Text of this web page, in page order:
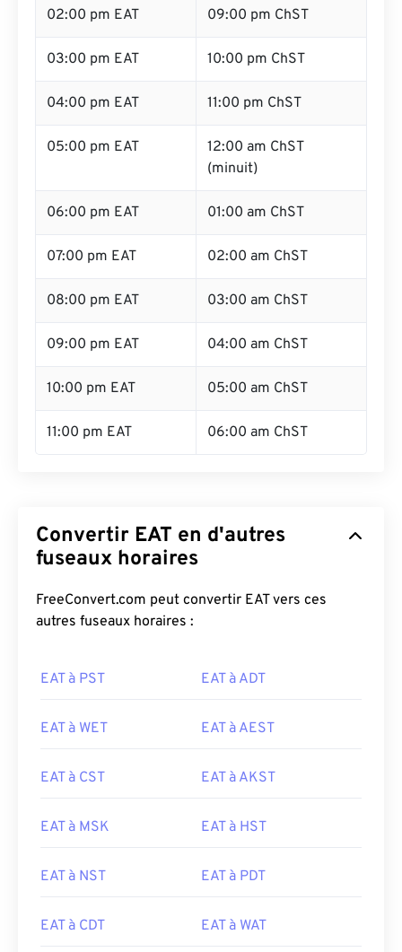
02:00 pm EAT 09:00 pm ChST
03:00 pm EAT 10:00 pm ChST
04:00 pm EAT 11:00 pm ChST
05:00 pm EAT
12:00 am ChST
(minuit)
06:00 pm EAT 01:00 am ChST
07:00 pm EAT 02:00 am ChST
08:00 pm EAT 03:00 am ChST
09:00 pm EAT 04:00 am ChST
10:00 pm EAT 05:00 am ChST
11:00 pm EAT 06:00 am ChST
Convertir EAT en d'autres
fuseaux horaires
FreeConvert.com peut convertir EAT vers ces
autres fuseaux horaires :
EAT à PST EAT à ADT
EAT à WET EAT à AEST
EAT à CST EAT à AKST
EAT à MSK EAT à HST
EAT à NST EAT à PDT
EAT à CDT EAT à WAT